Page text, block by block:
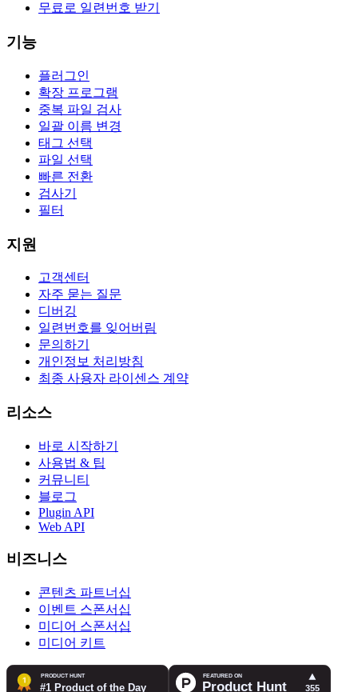
무료로 일련번호 받기
기능
플러그인
확장 프로그램
중복 파일 검사
일괄 이름 변경
태그 선택
파일 선택
빠른 전환
검사기
필터
지원
고객센터
자주 묻는 질문
디버깅
일련번호를 잊어버림
문의하기
개인정보 처리방침
최종 사용자 라이센스 계약
리소스
바로 시작하기
사용법 & 팁
커뮤니티
블로그
Plugin API
Web API
비즈니스
콘텐츠 파트너십
이벤트 스폰서십
미디어 스폰서십
미디어 키트